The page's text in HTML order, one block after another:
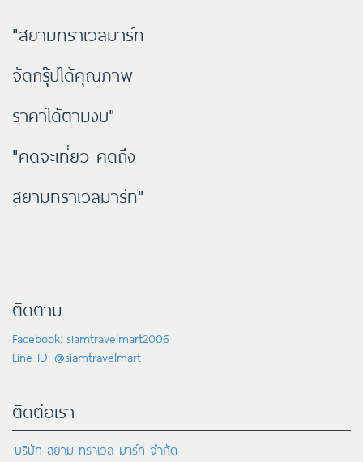
"สยามทราเวลมาร์ท
จัดกรุ๊ปได้คุณภาพ
ราคาได้ตามงบ"
"คิดจะเที่ยว คิดถึง
สยามทราเวลมาร์ท"
ติดตาม
Facebook: siamtravelmart2006
Line ID: @siamtravelmart
ติดต่อเรา
บริษัท สยาม ทราเวล มาร์ท จำกัด